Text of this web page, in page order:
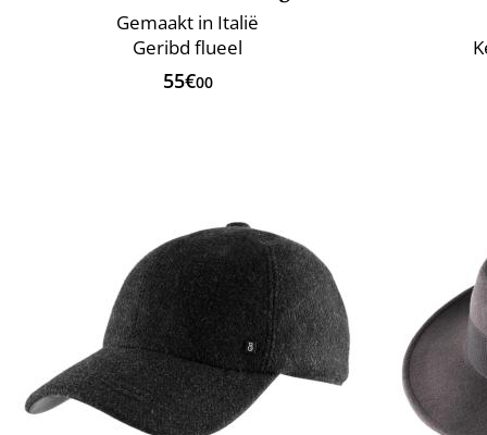
Gemaakt in Italië
Geribd flueel
55€00